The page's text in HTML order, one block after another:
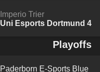
Imperio Trier
Uni Esports Dortmund 4
Playoffs
Paderborn E-Sports Blue